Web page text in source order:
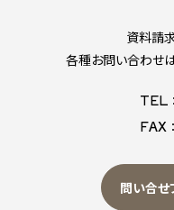
資料請
各種お問い合わせ
TEL
FAX
問い合せ